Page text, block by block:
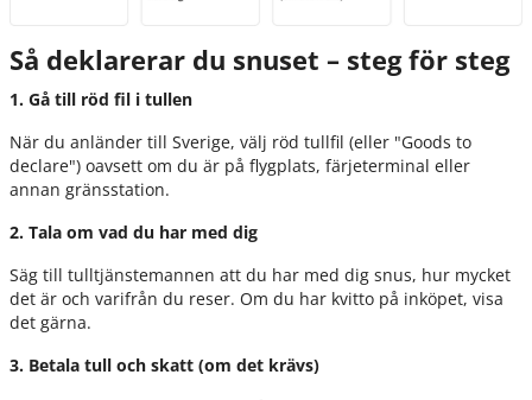
Så deklarerar du snuset – steg för steg
1. Gå till röd fil i tullen
När du anländer till Sverige, välj röd tullfil (eller "Goods to
declare") oavsett om du är på flygplats, färjeterminal eller
annan gränsstation.
2. Tala om vad du har med dig
Säg till tulltjänstemannen att du har med dig snus, hur mycket
det är och varifrån du reser. Om du har kvitto på inköpet, visa
det gärna.
3. Betala tull och skatt (om det krävs)